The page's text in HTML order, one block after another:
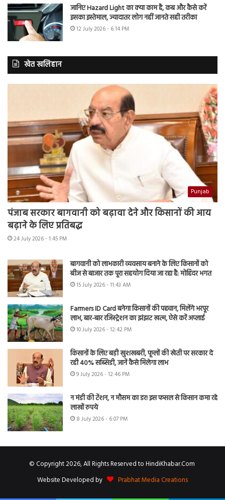
जानिए Hazard Light का क्या काम है, कब और कैसे करें
इसका इस्तेमाल, ज्यादातर लोग नहीं जानते सही तरीका
12 July 2026 - 6:14 PM
खेत खलिहान
Punjab
पंजाब सरकार बागवानी को बढ़ावा देने और किसानों की आय
बढ़ाने के लिए प्रतिबद्ध
24 July 2026 - 1:45 PM
बागवानी को लाभकारी व्यवसाय बनाने के लिए किसानों को
बीज से बाजार तक पूरा सहयोग दिया जा रहा है: मोहिंदर भगत
15 July 2026 - 11:43 AM
Farmers ID Card बनेगा किसानों की पहचान, मिलेंगे भरपूर
लाभ, बार-बार रजिस्ट्रेशन का झंझट खत्म, ऐसे करें अप्लाई
10 July 2026 - 12:42 PM
किसानों के लिए बड़ी खुशखबरी, फूलों की खेती पर सरकार दे
रही 40% सब्सिडी, जानें कैसे मिलेगा लाभ
9 July 2026 - 12:46 PM
न मंडी की टेंशन, न मौसम का डर! इस फसल से किसान कमा रहे
लाखों रुपये
8 July 2026 - 6:07 PM
© Copyright 2026, All Rights Reserved to HindiKhabar.Com
Website Developed by
Prabhat Media Creations